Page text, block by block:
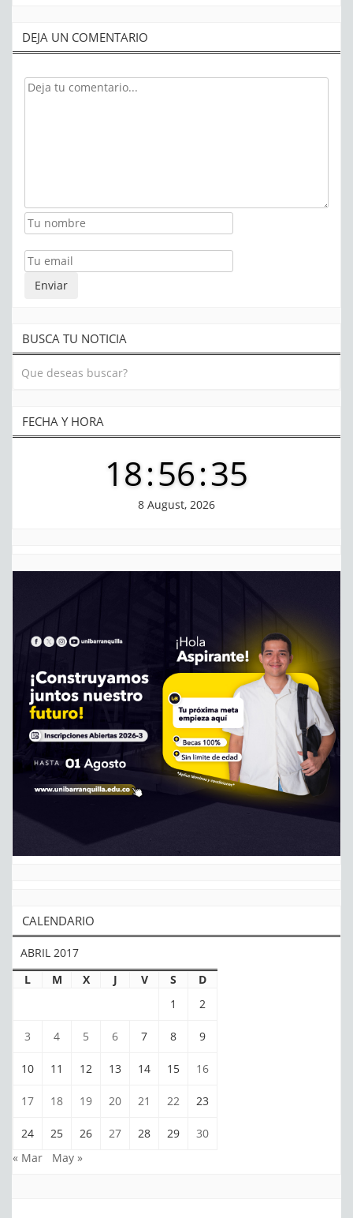
DEJA UN COMENTARIO
BUSCA TU NOTICIA
FECHA Y HORA
18:56:35
8 August, 2026
CALENDARIO
ABRIL 2017
L
M X J V S
D
1
2
3 4 5 6 7 8 9
10 11 12 13 14 15 16
17 18 19 20 21 22 23
24 25 26 27 28 29
30
« Mar
May »